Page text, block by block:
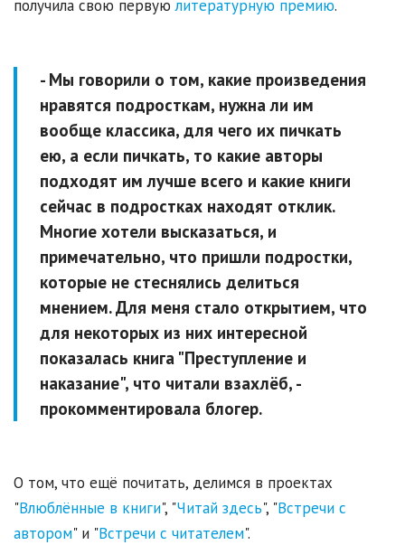
получила свою первуюлитературную премию.
- Мы говорили о том, какие произведения
нравятся подросткам, нужна ли им
вообще классика, для чего их пичкать
ею, а если пичкать, то какие авторы
подходят им лучше всего и какие книги
сейчас в подростках находят отклик.
Многие хотели высказаться, и
примечательно, что пришли подростки,
которые не стеснялись делиться
мнением. Для меня стало открытием, что
для некоторых из них интересной
показалась книга "Преступление и
наказание", что читали взахлёб, -
прокомментировала блогер.
О том, что ещё почитать, делимся в проектах
"Влюблённые в книги", "Читай здесь", "Встречи с
автором" и "Встречи с читателем".